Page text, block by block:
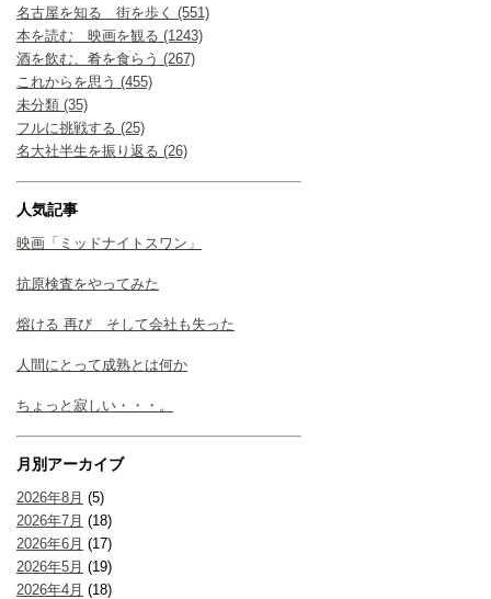
名古屋を知る 街を歩く (551)
本を読む 映画を観る (1243)
酒を飲む、肴を食らう (267)
これからを思う (455)
未分類 (35)
フルに挑戦する (25)
名大社半生を振り返る (26)
人気記事
映画「ミッドナイトスワン」
抗原検査をやってみた
熔ける 再び そして会社も失った
人間にとって成熟とは何か
ちょっと寂しい・・・。
月別アーカイブ
2026年8月 (5)
2026年7月 (18)
2026年6月 (17)
2026年5月 (19)
2026年4月 (18)